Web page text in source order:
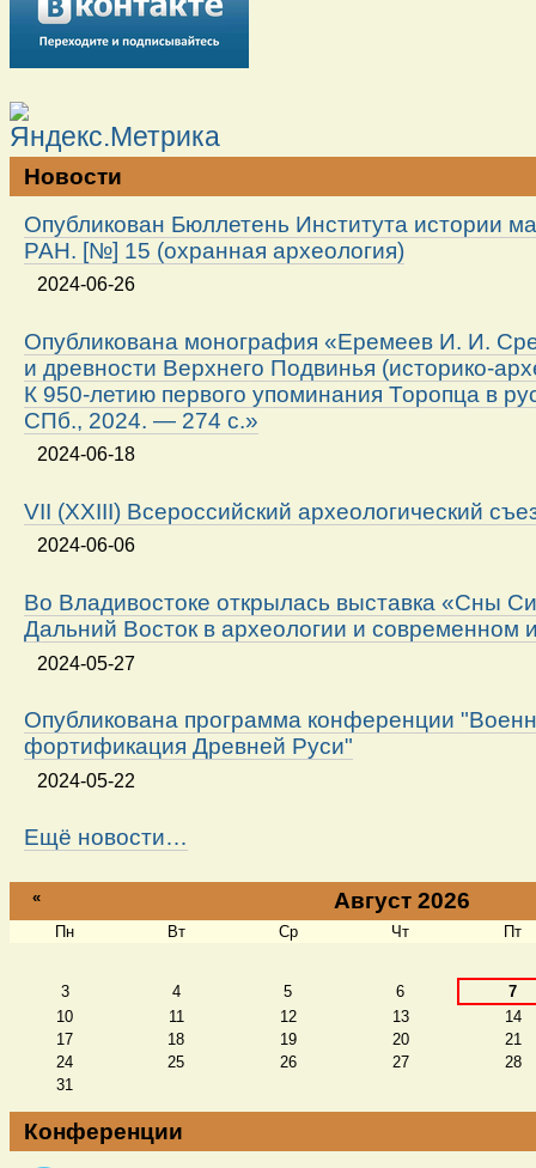
Новости
Опубликован Бюллетень Института истории
РАН. [№] 15 (охранная археология)
2024-06-26
Опубликована монография «Еремеев И. И.
и древности Верхнего Подвинья (историко-
К 950-летию первого упоминания Торопца в
СПб., 2024. — 274 с.»
2024-06-18
VII (XXIII) Всероссийский археологический
2024-06-06
Во Владивостоке открылась выставка «Сны
Дальний Восток в археологии и современном
2024-05-27
Опубликована программа конференции
фортификация Древней Руси"
2024-05-22
Ещё новости…
« Август 2026
Пн Вт Ср Чт Пт
3 4 5 6
7
10
11 12 13
14
17
18 19 20
21
24
25 26 27
28
31
Конференции